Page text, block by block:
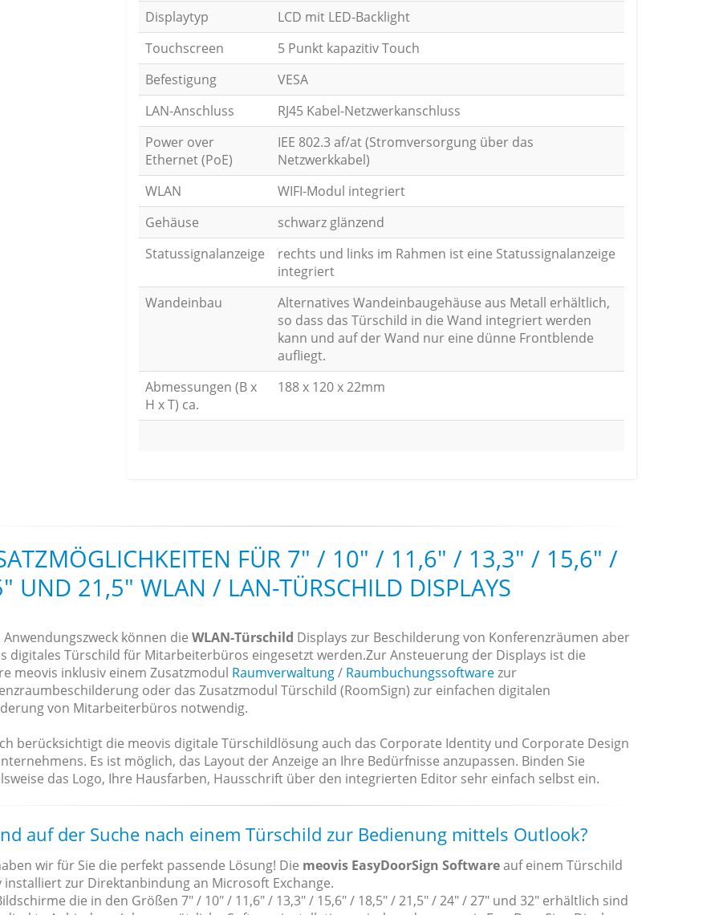
Displaytyp
LCD mit LED-Backlight
Touchscreen
5 Punkt kapazitiv Touch
Befestigung
VESA
LAN-Anschluss
RJ45 Kabel-Netzwerkanschluss
Power over
Ethernet (PoE)
IEE 802.3 af/at (Stromversorgung über das
Netzwerkkabel)
WLAN
WIFI-Modul integriert
Gehäuse
schwarz glänzend
Statussignalanzeige
rechts und links im Rahmen ist eine Statussignalanzeige
integriert
Wandeinbau
Alternatives Wandeinbaugehäuse aus Metall erhältlich,
so dass das Türschild in die Wand integriert werden
kann und auf der Wand nur eine dünne Frontblende
aufliegt.
Abmessungen (B x
H x T) ca.
188 x 120 x 22mm
FÜR 7" / 10" / 11,6" / 13,3" / 15,6" /
UND 21,5" WLAN / LAN-TÜRSCHILD DISPLAYS
Anwendungszweck können die WLAN-Türschild Displays zur Beschilderung von Konferenzräumen aber
digitales Türschild für Mitarbeiterbüros eingesetzt werden.Zur Ansteuerung der Displays ist die
meovis inklusiv einem Zusatzmodul Raumverwaltung/ Raumbuchungssoftwarezur
oder das Zusatzmodul Türschild (RoomSign) zur einfachen digitalen
von Mitarbeiterbüros notwendig.
berücksichtigt die meovis digitale Türschildlösung auch das Corporate Identity und Corporate Design
Es ist möglich, das Layout der Anzeige an Ihre Bedürfnisse anzupassen. Binden Sie
das Logo, Ihre Hausfarben, Hausschrift über den integrierten Editor sehr einfach selbst ein.
auf der Suche nach einem Türschild zur Bedienung mittels Outlook?
wir für Sie die perfekt passende Lösung! Die meovis EasyDoorSign Softwareauf einem Türschild
installiert zur Direktanbindung an Microsoft Exchange.
die in den Größen 7" / 10" / 11,6" / 13,3" / 15,6" / 18,5" / 21,5" / 24" / 27" und 32" erhältlich sind